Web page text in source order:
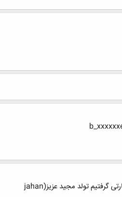
بدویید بیاید چه سر و صداییه!پارتی گرفتیم تولد مجید عزیز(jahan